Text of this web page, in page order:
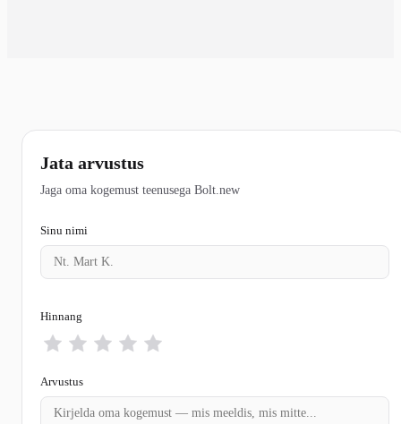
Jata arvustus
Jaga oma kogemust teenusega Bolt.new
Sinu nimi
Hinnang
Arvustus